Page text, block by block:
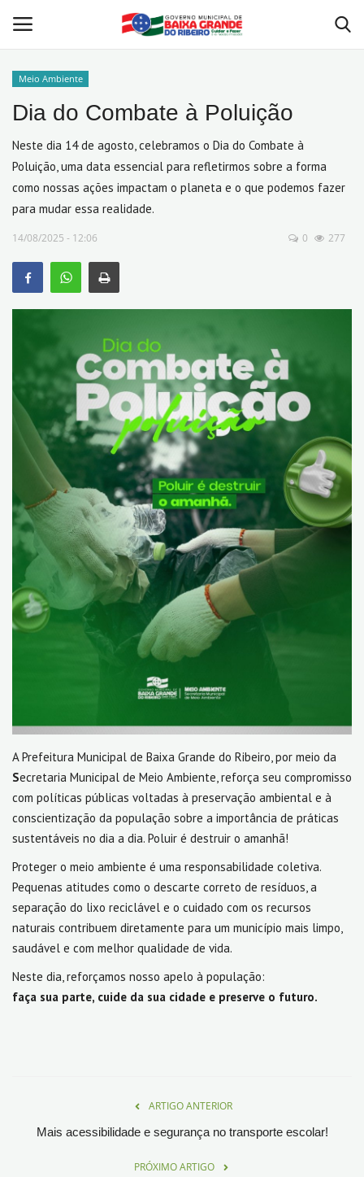
Home
Valor da Terra Nua - VTN
Contato
Mapa do Site
A Prefeitura
Legislação
Transparência
Saúde
FAQ - Perguntas Frequentes
Meio Ambiente
Dia do Combate à Poluição
Neste dia 14 de agosto, celebramos o Dia do Combate à
Poluição, uma data essencial para refletirmos sobre a forma
como nossas ações impactam o planeta e o que podemos fazer
para mudar essa realidade.
14/08/2025 - 12:06 0 277
A Prefeitura Municipal de Baixa Grande do Ribeiro, por meio da
Secretaria Municipal de Meio Ambiente, reforça seu compromisso
com políticas públicas voltadas à preservação ambiental e à
conscientização da população sobre a importância de práticas
sustentáveis no dia a dia. Poluir é destruir o amanhã!
Proteger o meio ambiente é uma responsabilidade coletiva.
Pequenas atitudes como o descarte correto de resíduos, a
separação do lixo reciclável e o cuidado com os recursos
naturais contribuem diretamente para um município mais limpo,
saudável e com melhor qualidade de vida.
Neste dia, reforçamos nosso apelo à população:
faça sua parte, cuide da sua cidade e preserve o futuro.
ARTIGO ANTERIOR
Mais acessibilidade e segurança no transporte escolar!
PRÓXIMO ARTIGO